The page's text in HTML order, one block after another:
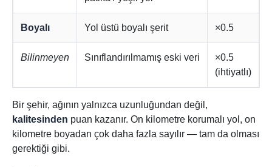
Boyalı Yol üstü boyalı şerit ×0.5
Bilinmeyen Sınıflandırılmamış eski veri
×0.5
(ihtiyatlı)
Bir şehir, ağının yalnızca uzunluğundan değil,
kalitesinden puan kazanır. On kilometre korumalı yol, on
kilometre boyadan çok daha fazla sayılır — tam da olması
gerektiği gibi.